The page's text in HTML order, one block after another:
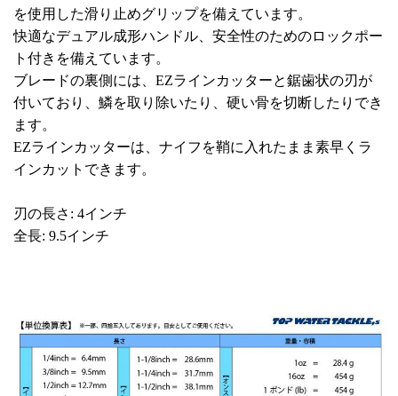
を使用した滑り止めグリップを備えています。
快適なデュアル成形ハンドル、安全性のためのロックポー
ト付きを備えています。
ブレードの裏側には、EZラインカッターと鋸歯状の刃が
付いており、鱗を取り除いたり、硬い骨を切断したりでき
ます。
EZラインカッターは、ナイフを鞘に入れたまま素早くラ
インカットできます。
刃の長さ: 4インチ
全長: 9.5インチ